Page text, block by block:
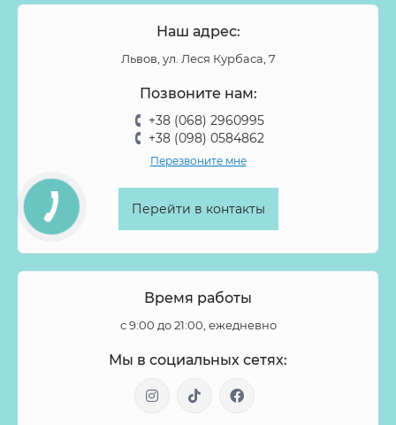
Наш адрес:
Львов, ул. Леся Курбаса, 7
Позвоните нам:
+38 (068) 2960995
+38 (098) 0584862
Перезвоните мне
Перейти в контакты
Время работы
с 9:00 до 21:00, ежедневно
Мы в социальных сетях: